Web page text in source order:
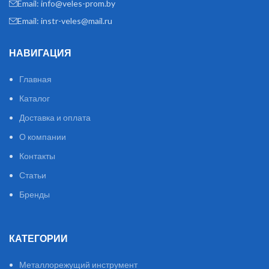
Email: info@veles-prom.by
Email: instr-veles@mail.ru
НАВИГАЦИЯ
Главная
Каталог
Доставка и оплата
О компании
Контакты
Статьи
Бренды
КАТЕГОРИИ
Металлорежущий инструмент